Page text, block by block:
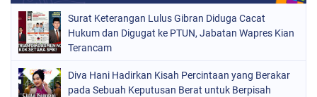
Surat Keterangan Lulus Gibran Diduga Cacat
Hukum dan Digugat ke PTUN, Jabatan Wapres Kian
Terancam
Diva Hani Hadirkan Kisah Percintaan yang Berakar
pada Sebuah Keputusan Berat untuk Berpisah